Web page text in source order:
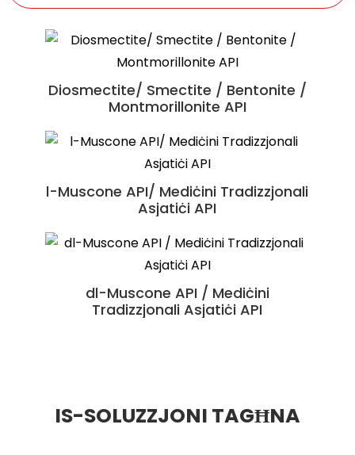
Diosmectite/ Smectite / Bentonite /
Montmorillonite API
l-Muscone API/ Mediċini Tradizzjonali
Asjatiċi API
dl-Muscone API / Mediċini
Tradizzjonali Asjatiċi API
Ergothioneine
Shexiangxintongning Pian
Suhexiang Wan
Kolaġen tat-Tip II Mhux Denaturat
(UC II) li Jkabbar Għadam Ġdid
Żejt tal-Krill Antartiku / Materja
Prima tal-Ikel Nutrizzjonali
IS-SOLUZZJONI TAGĦNA